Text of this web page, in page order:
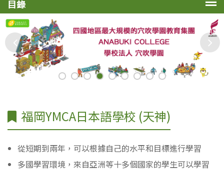
福岡YMCA日本語學校 (天神)
從短期到兩年，可以根據自己的水平和目標進行學習
多國學習環境，來自亞洲等十多個國家的學生可以學習